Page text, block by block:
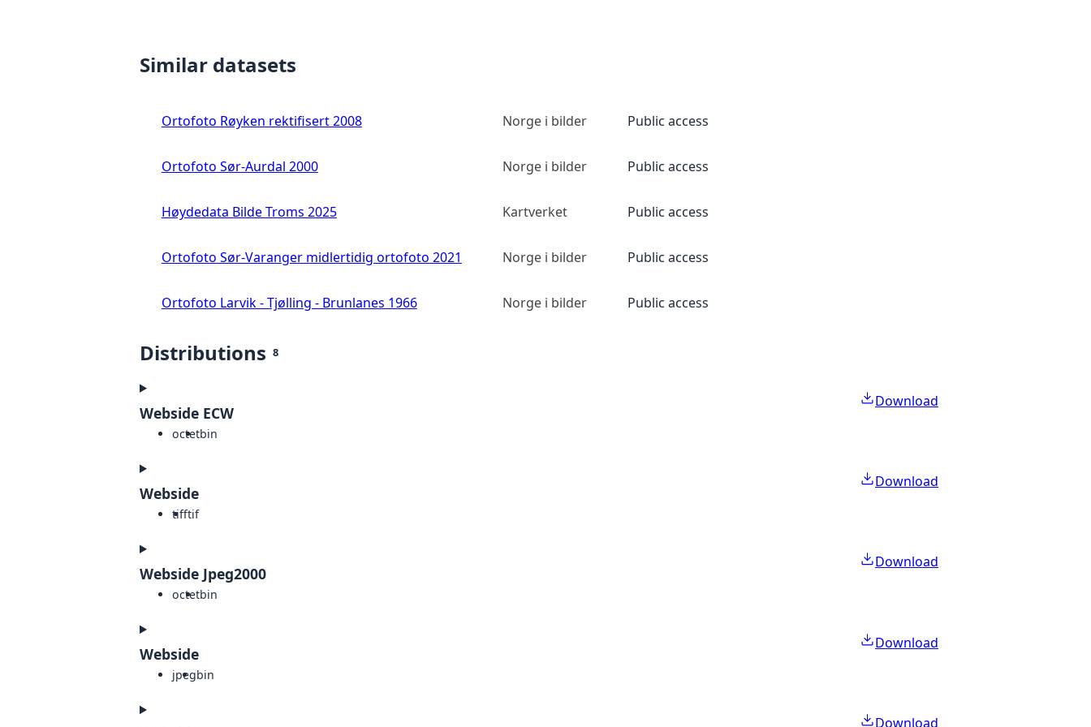
Similar datasets
Ortofoto Røyken rektifisert 2008 Norge i bilder Public access
Ortofoto Sør-Aurdal 2000 Norge i bilder Public access
Høydedata Bilde Troms 2025 Kartverket Public access
Ortofoto Sør-Varanger midlertidig ortofoto 2021 Norge i bilder Public access
Ortofoto Larvik - Tjølling - Brunlanes 1966 Norge i bilder Public access
Distributions 8
Webside ECW
octetbin
Download
Webside
tifftif
Download
Webside Jpeg2000
octetbin
Download
Webside
jpegbin
Download
Download